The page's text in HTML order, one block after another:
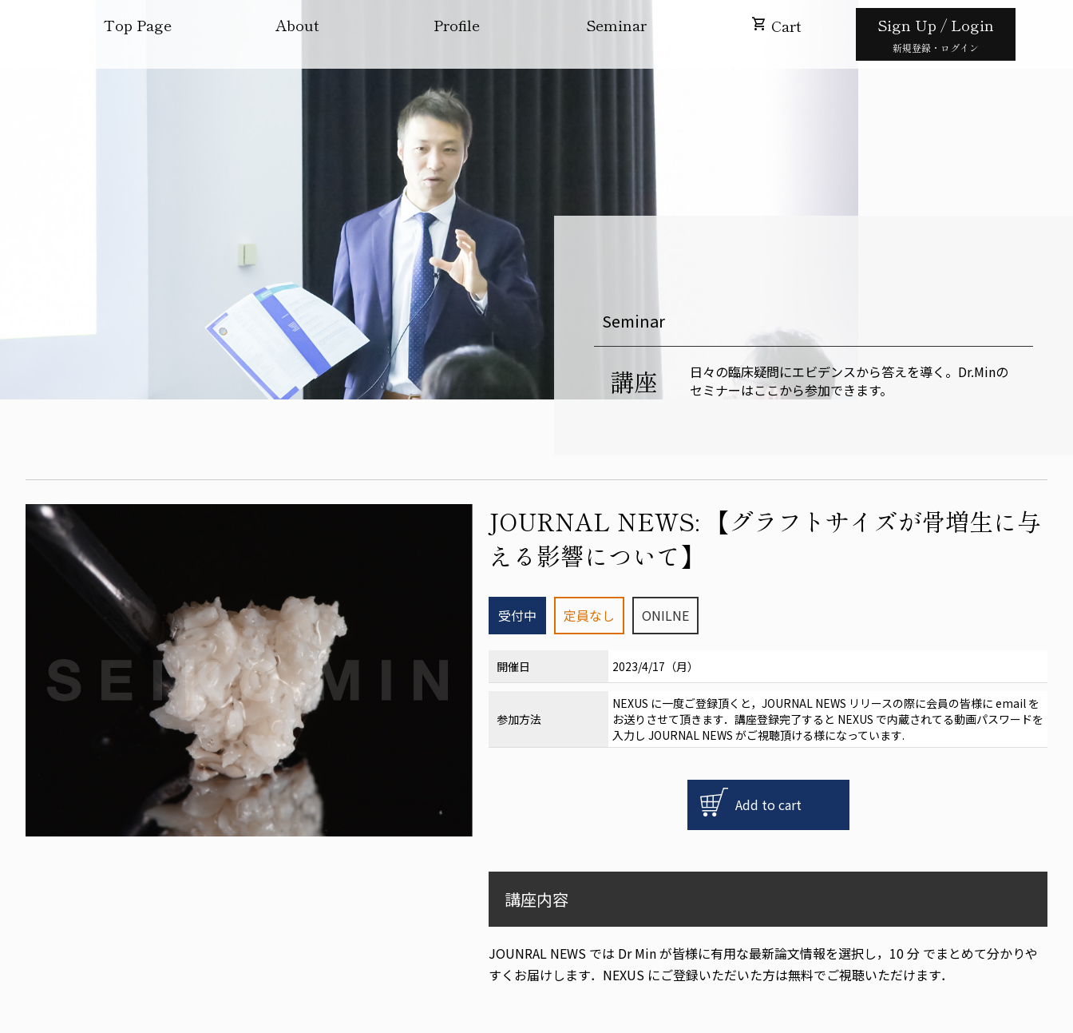
Top Page About Profile Seminar shopping_cart Cart Sign Up / Login
新規登録・ログイン
Seminar
講座
日々の臨床疑問にエビデンスから答えを導く。Dr.Minの
セミナーはここから参加できます。
JOURNAL NEWS: 【グラフトサイズが骨増生に与
える影響について】
受付中 定員なし ONILNE
開催日 2023/4/17（月）
参加方法
NEXUS に一度ご登録頂くと， JOURNAL NEWS リリースの際に会員の皆様に email を
お送りさせて頂きます．講座登録完了すると NEXUS で内蔵されてる動画パスワードを
入力し JOURNAL NEWS がご視聴頂ける様になっています.
骨
増
Add to cart
講座内容
JOUNRAL NEWS では Dr Minが皆様に有用な最新論文情報を選択し， 10分 でまとめて分かりや
すくお届けします． NEXUS にご登録いただいた方は無料でご視聴いただけます．